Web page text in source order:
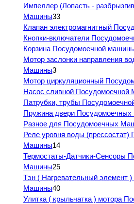
Импеллер (Лопасть -
Машины33
Клапан электромагнитный
Кнопки-включатели
Корзина Посудомоечной
Мотор заслонки направления
Машины3
Мотор циркуляционный
Насос сливной
Патрубки, трубы
Пружина двери
Разное для Посудомоечных
Реле уровня воды (прессостат)
Машины14
Термостаты-Датчики-Сенсоры
Машины25
Тэн ( Нагревательный элемент
Машины40
Улитка ( крыльчатка ) мотора